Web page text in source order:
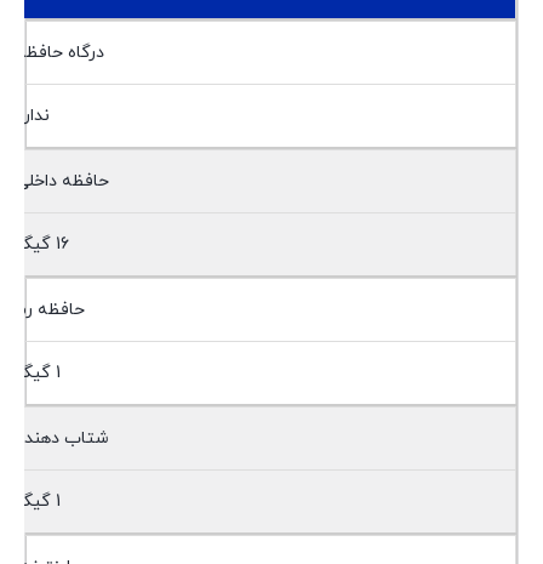
درگاه حافظه
ندارد
حافظه داخلی
16 گیگ
حافظه رم
1 گیگ
شتاب دهنده
1 گیگ